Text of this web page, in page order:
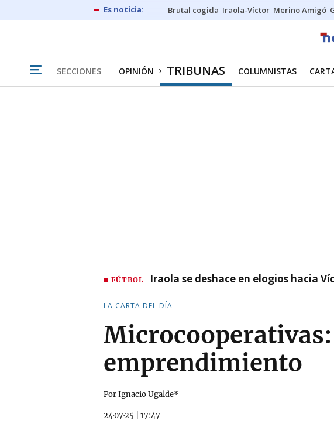
Brutal cogida Iraola-Víctor Merino Amigó
SECCIONES OPINIÓN TRIBUNAS COLUMNISTAS
FÚTBOL Iraola se deshace en elogios hacia
LA CARTA DEL DÍA
emprendimiento
Por Ignacio Ugalde*
24·07·25 17:47